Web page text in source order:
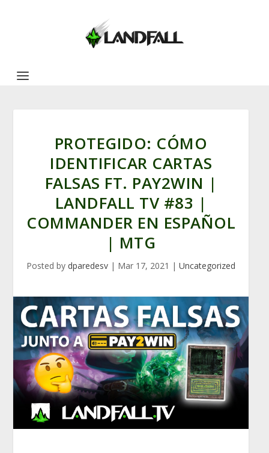
PROTEGIDO: CÓMO
IDENTIFICAR CARTAS
FALSAS FT. PAY2WIN |
LANDFALL TV #83 |
COMMANDER EN ESPAÑOL
| MTG
Posted by dparedesv | Mar 17, 2021 | Uncategorized